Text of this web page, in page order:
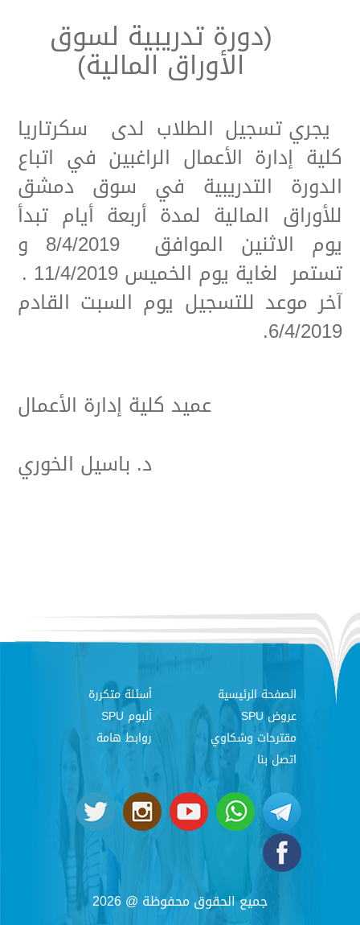
(دورة تدريبية لسوق
الأوراق المالية)
يجري تسجيل الطلاب لدى سكرتاريا
كلية إدارة الأعمال الراغبين في اتباع
الدورة التدريبية في سوق دمشق
للأوراق المالية لمدة أربعة أيام تبدأ
يوم الاثنين الموافق 8/4/2019 و
تستمر لغاية يوم الخميس 11/4/2019 .
آخر موعد للتسجيل يوم السبت القادم
6/4/2019.
عميد كلية إدارة الأعمال
د. باسيل الخوري
الصفحة الرئيسية
أسئلة متكررة
عروض SPU
ألبوم SPU
مقترحات وشكاوي
روابط هامة
اتصل بنا
جميع الحقوق محفوظة @ 2026